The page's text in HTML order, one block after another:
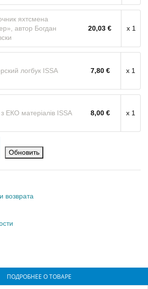
яхтсмена
автор Богдан
20,03 € x 1
логбук ISSA 7,80 € x 1
ЕКО матеріалів ISSA 8,00 € x 1
возврата
ПОДРОБНЕЕ О ТОВАРЕ